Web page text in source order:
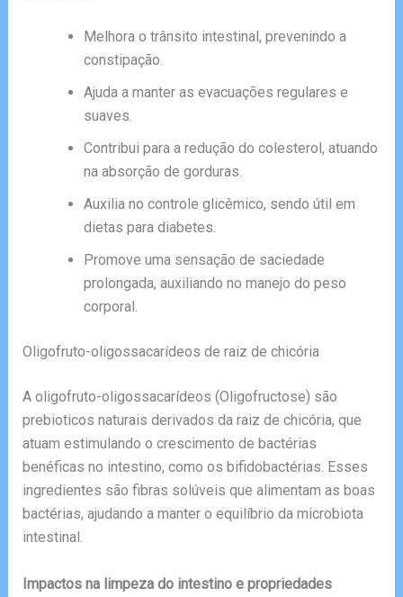
Melhora o trânsito intestinal, prevenindo a
constipação.
Ajuda a manter as evacuações regulares e
suaves.
Contribui para a redução do colesterol, atuando
na absorção de gorduras.
Auxilia no controle glicêmico, sendo útil em
dietas para diabetes.
Promove uma sensação de saciedade
prolongada, auxiliando no manejo do peso
corporal.
Oligofruto-oligossacarídeos de raiz de chicória
A oligofruto-oligossacarídeos (Oligofructose) são
prebioticos naturais derivados da raiz de chicória, que
atuam estimulando o crescimento de bactérias
benéficas no intestino, como os bifidobactérias. Esses
ingredientes são fibras solúveis que alimentam as boas
bactérias, ajudando a manter o equilíbrio da microbiota
intestinal.
Impactos na limpeza do intestino e propriedades